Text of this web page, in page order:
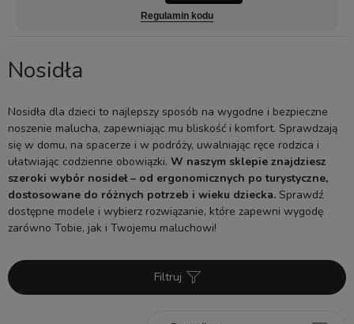
Regulamin kodu
Nosidła
Nosidła dla dzieci to najlepszy sposób na wygodne i bezpieczne
noszenie malucha, zapewniając mu bliskość i komfort. Sprawdzają
się w domu, na spacerze i w podróży, uwalniając ręce rodzica i
ułatwiając codzienne obowiązki. W naszym sklepie znajdziesz
szeroki wybór nosideł – od ergonomicznych po turystyczne,
dostosowane do różnych potrzeb i wieku dziecka. Sprawdź
dostępne modele i wybierz rozwiązanie, które zapewni wygodę
zarówno Tobie, jak i Twojemu maluchowi!
Filtruj